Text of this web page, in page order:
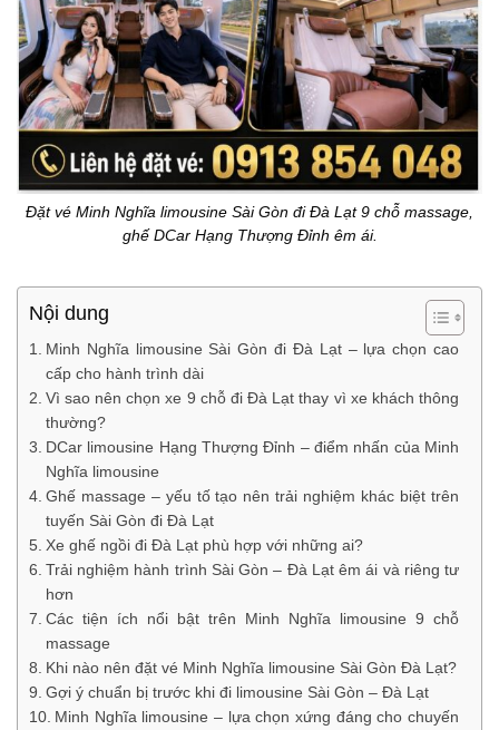
Đặt vé Minh Nghĩa limousine Sài Gòn đi Đà Lạt 9 chỗ massage,
ghế DCar Hạng Thượng Đỉnh êm ái.
Nội dung
Minh Nghĩa limousine Sài Gòn đi Đà Lạt – lựa chọn cao
cấp cho hành trình dài
Vì sao nên chọn xe 9 chỗ đi Đà Lạt thay vì xe khách thông
thường?
DCar limousine Hạng Thượng Đỉnh – điểm nhấn của Minh
Nghĩa limousine
Ghế massage – yếu tố tạo nên trải nghiệm khác biệt trên
tuyến Sài Gòn đi Đà Lạt
Xe ghế ngồi đi Đà Lạt phù hợp với những ai?
Trải nghiệm hành trình Sài Gòn – Đà Lạt êm ái và riêng tư
hơn
Các tiện ích nổi bật trên Minh Nghĩa limousine 9 chỗ
massage
Khi nào nên đặt vé Minh Nghĩa limousine Sài Gòn Đà Lạt?
Gợi ý chuẩn bị trước khi đi limousine Sài Gòn – Đà Lạt
Minh Nghĩa limousine – lựa chọn xứng đáng cho chuyến